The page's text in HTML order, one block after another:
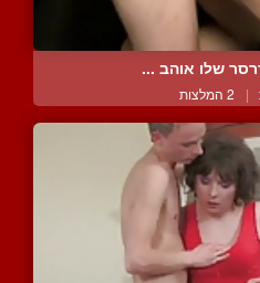
שלו אוהב ...
| 2 המלצות